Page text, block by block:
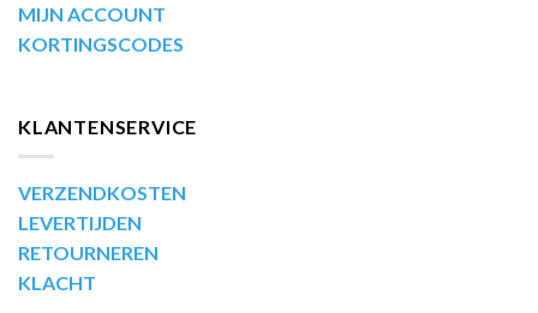
MIJN ACCOUNT
KORTINGSCODES
KLANTENSERVICE
VERZENDKOSTEN
LEVERTIJDEN
RETOURNEREN
KLACHT